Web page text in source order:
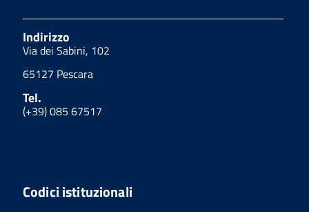
Indirizzo
Via dei Sabini, 102
65127 Pescara
Tel.
(+39) 085 67517
Codici istituzionali